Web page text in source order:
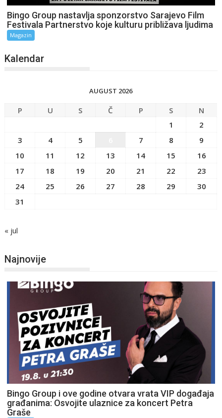
Bingo Group nastavlja sponzorstvo Sarajevo Film
Festivala Partnerstvo koje kulturu približava ljudima
Magazin
Kalendar
AUGUST 2026
P U S Č P S
N
1
2
3
4 5 7 8
9
10
11 12 13 14 15
16
17
18 19 20 21 22
23
24
25 26 27 28 29
30
31
« jul
Najnovije
Bingo Group i ove godine otvara vrata VIP događaja
građanima: Osvojite ulaznice za koncert Petra
Graše